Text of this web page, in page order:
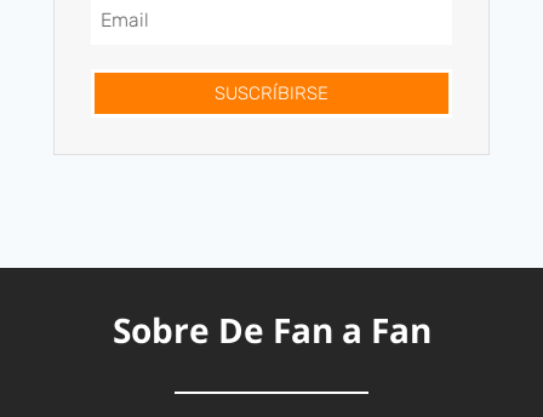
SUSCRÍBIRSE
Sobre De Fan a Fan